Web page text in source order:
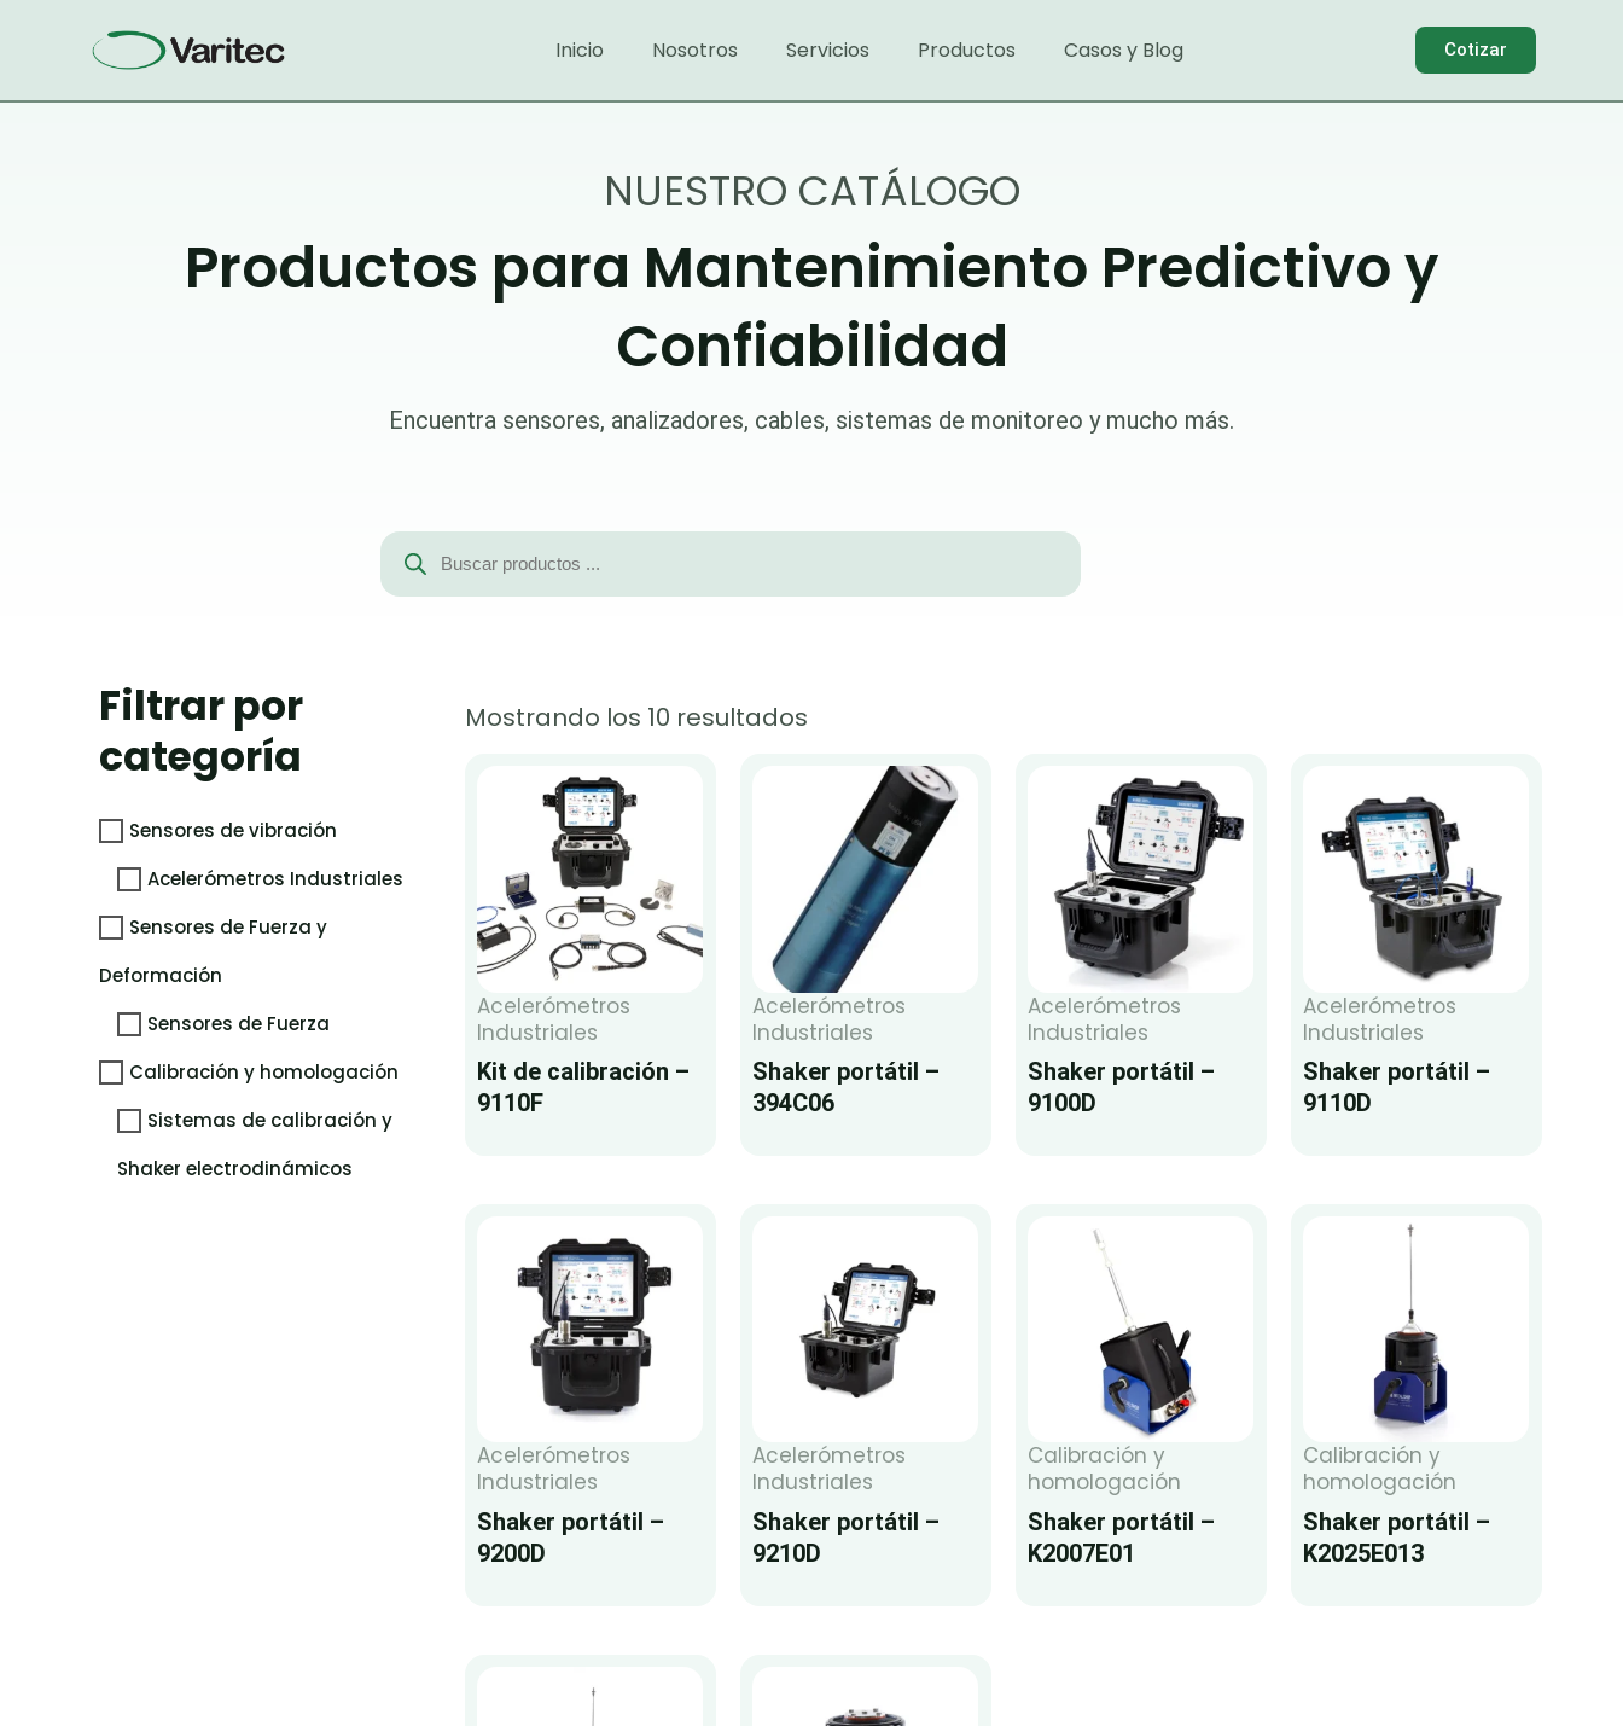
Inicio Nosotros Servicios Productos Casos y Blog Cotizar
NUESTRO CATÁLOGO
Productos para Mantenimiento Predictivo y
Confiabilidad
Encuentra sensores, analizadores, cables, sistemas de monitoreo y mucho más.
Búsqueda
productos
Filtrar por
categoría
Sensores de vibración
Acelerómetros Industriales
Sensores de Fuerza y
Deformación
Sensores de Fuerza
Calibración y homologación
Sistemas de calibración y
Shaker electrodinámicos
Mostrando los 10 resultados
Acelerómetros
Industriales
Kit de calibración –
9110F
Acelerómetros
Industriales
Shaker portátil –
394C06
Acelerómetros
Industriales
Shaker portátil –
9100D
Acelerómetros
Industriales
Shaker portátil –
9110D
Acelerómetros
Industriales
Shaker portátil –
9200D
Acelerómetros
Industriales
Shaker portátil –
9210D
Calibración y
homologación
Shaker portátil –
K2007E01
Calibración y
homologación
Shaker portátil –
K2025E013